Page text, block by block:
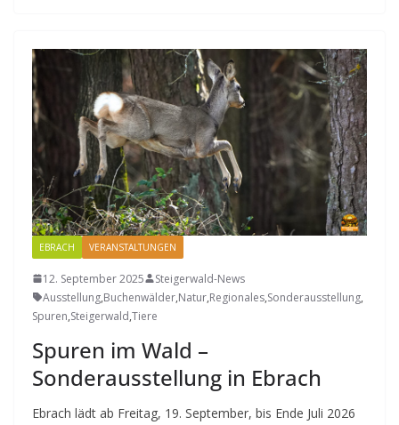
EBRACH VERANSTALTUNGEN
12. September 2025
Steigerwald-News
Ausstellung,Buchenwälder,Natur,Regionales,Sonderausstellung,
Spuren,Steigerwald,Tiere
Spuren im Wald –
Sonderausstellung in Ebrach
Ebrach lädt ab Freitag, 19. September, bis Ende Juli 2026